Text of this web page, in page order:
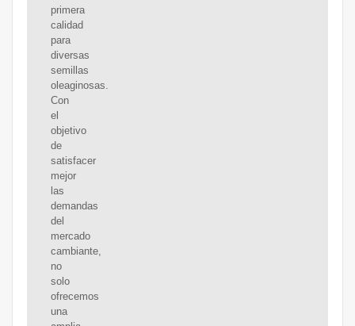
primera
calidad
para
diversas
semillas
oleaginosas.
Con
el
objetivo
de
satisfacer
mejor
las
demandas
del
mercado
cambiante,
no
solo
ofrecemos
una